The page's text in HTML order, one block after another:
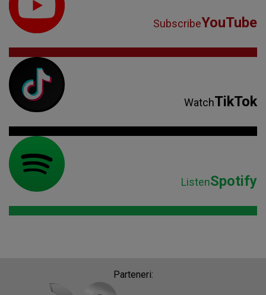
SubscribeYouTube
WatchTikTok
ListenSpotify
Parteneri: